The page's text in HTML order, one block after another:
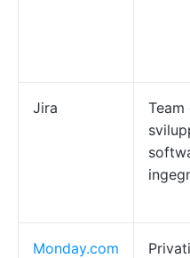
Jira
Team
Monday.com